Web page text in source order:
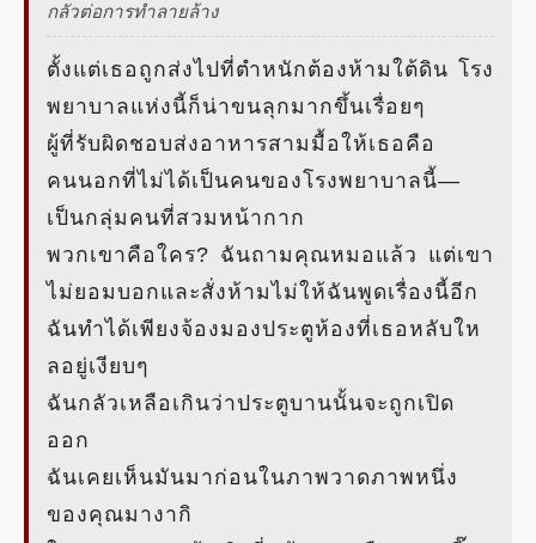
กลัวต่อการทำลายล้าง
ตั้งแต่เธอถูกส่งไปที่ตำหนักต้องห้ามใต้ดิน โรง
พยาบาลแห่งนี้ก็น่าขนลุกมากขึ้นเรื่อยๆ
ผู้ที่รับผิดชอบส่งอาหารสามมื้อให้เธอคือ
คนนอกที่ไม่ได้เป็นคนของโรงพยาบาลนี้—
เป็นกลุ่มคนที่สวมหน้ากาก
พวกเขาคือใคร? ฉันถามคุณหมอแล้ว แต่เขา
ไม่ยอมบอกและสั่งห้ามไม่ให้ฉันพูดเรื่องนี้อีก
ฉันทำได้เพียงจ้องมองประตูห้องที่เธอหลับให
ลอยู่เงียบๆ
ฉันกลัวเหลือเกินว่าประตูบานนั้นจะถูกเปิด
ออก
ฉันเคยเห็นมันมาก่อนในภาพวาดภาพหนึ่ง
ของคุณมางากิ